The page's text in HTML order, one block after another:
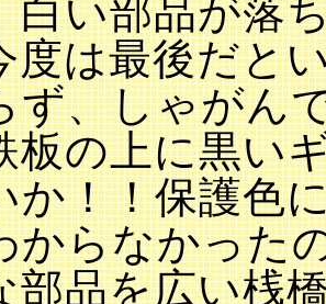
白い部品が落
度は最後だと
ず、しゃがん
板の上に黒い
か！！保護色
からなかった
部品を広い桟